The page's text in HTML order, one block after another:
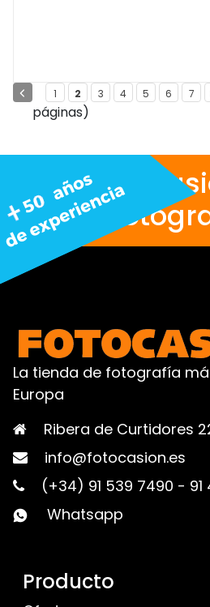
1 2 3 4 5 6 7
páginas)
Nos
La tienda de fotografía
Europa
Ribera de Curtidores
info@fotocasion.es
(+34) 91 539 7490 - 91
Whatsapp
Producto